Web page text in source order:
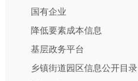
国有企业
降低要素成本信息
基层政务平台
乡镇街道园区信息公开目录